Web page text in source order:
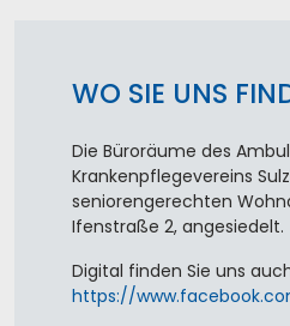
WO SIE UNS
Die Büroräume des
Krankenpflegevereins
seniorengerechten
Ifenstraße 2, angesiedelt.
Digital finden Sie uns
https://